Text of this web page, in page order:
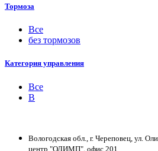
Тормоза
Все
без тормозов
Категория управления
Все
B
Вологодская обл., г. Череповец, ул.
центр "ОЛИМП", офис 201